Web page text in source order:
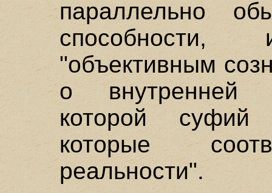
параллельно
"объективным
о внутренней
которой суфий
которые
реальности".